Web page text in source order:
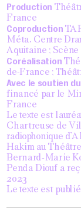
Production
France
Coproduction
Méta, Centre
Aquitaine ; Scène
Coréalisation
de-France ;
Avec le soutien du
financé par le
France
Le texte est
Chartreuse de
radiophonique
Hakim au
Bernard-Marie
Penda Diouf a
2023
Le texte est